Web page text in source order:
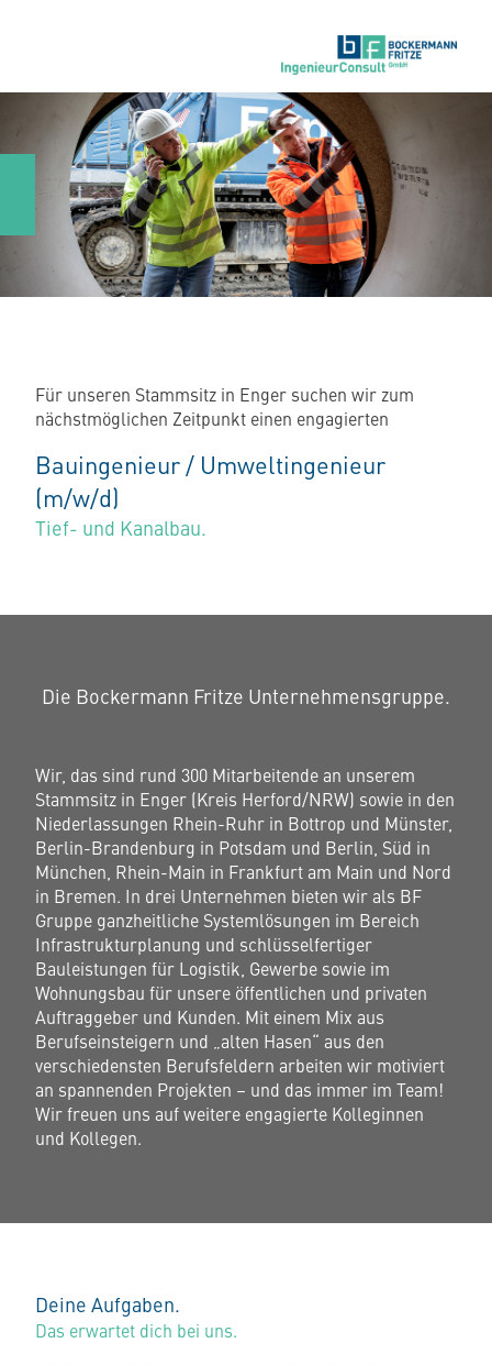
Für unseren Stammsitz in Enger suchen wir zum
nächstmöglichen Zeitpunkt einen engagierten
Bauingenieur / Umweltingenieur
(m/w/d)
Tief- und Kanalbau.
Die Bockermann Fritze Unternehmensgruppe.
Wir, das sind rund 300 Mitarbeitende an unserem
Stammsitz in Enger (Kreis Herford/NRW) sowie in den
Niederlassungen Rhein-Ruhr in Bottrop und Münster,
Berlin-Brandenburg in Potsdam und Berlin, Süd in
München, Rhein-Main in Frankfurt am Main und Nord
in Bremen. In drei Unternehmen bieten wir als BF
Gruppe ganzheitliche Systemlösungen im Bereich
Infrastrukturplanung und schlüsselfertiger
Bauleistungen für Logistik, Gewerbe sowie im
Wohnungsbau für unsere öffentlichen und privaten
Auftraggeber und Kunden. Mit einem Mix aus
Berufseinsteigern und „alten Hasen“ aus den
verschiedensten Berufsfeldern arbeiten wir motiviert
an spannenden Projekten – und das immer im Team!
Wir freuen uns auf weitere engagierte Kolleginnen
und Kollegen.
Deine Aufgaben.
Das erwartet dich bei uns.